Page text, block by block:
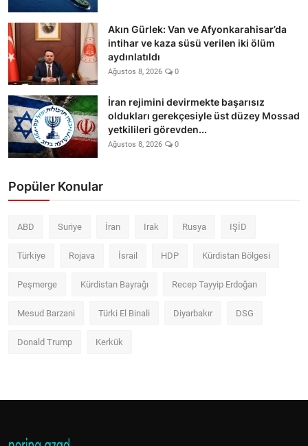
Akın Gürlek: Van ve Afyonkarahisar’da
intihar ve kaza süsü verilen iki ölüm
aydınlatıldı
Ağustos 8, 2026 0
İran rejimini devirmekte başarısız
oldukları gerekçesiyle üst düzey Mossad
yetkilileri görevden...
Ağustos 8, 2026 0
Popüler Konular
ABD Suriye İran Irak Rusya IŞİD
Türkiye Rojava İsrail HDP Kürdistan Bölgesi
Peşmerge Kürdistan Bayrağı Recep Tayyip Erdoğan
Mesud Barzani Türki El Binali Diyarbakır DSG
Donald Trump Kerkük